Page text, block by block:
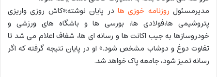
مدیرمسئول روزنامه خوزی ها در پایان نوشته:«کاش روزی واریزی
پتروشیمی ها،فولادی ها، بورسی ها و باشگاه های ورزشی و
خودروسازها به جیب اکانت ها و رسانه ای ها، شفاف اعلام می شد تا
تفاوت دوغ و دوشاب مشخص شود.» او در پایان نتیجه گرفته که اگر
رسانه تمیز شود، جامعه پاک خواهد شد.